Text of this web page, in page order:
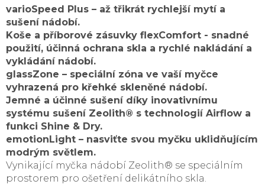
varioSpeed Plus – až třikrát rychlejší mytí a
sušení nádobí.
Koše a příborové zásuvky flexComfort - snadné
použití, účinná ochrana skla a rychlé nakládání a
vykládání nádobí.
glassZone – speciální zóna ve vaší myčce
vyhrazená pro křehké skleněné nádobí.
Jemné a účinné sušení díky inovativnímu
systému sušení Zeolith® s technologií Airflow a
funkci Shine & Dry.
emotionLight – nasviťte svou myčku uklidňujícím
modrým světlem.
Vynikající myčka nádobí Zeolith® se speciálním
prostorem pro ošetření delikátního skla.